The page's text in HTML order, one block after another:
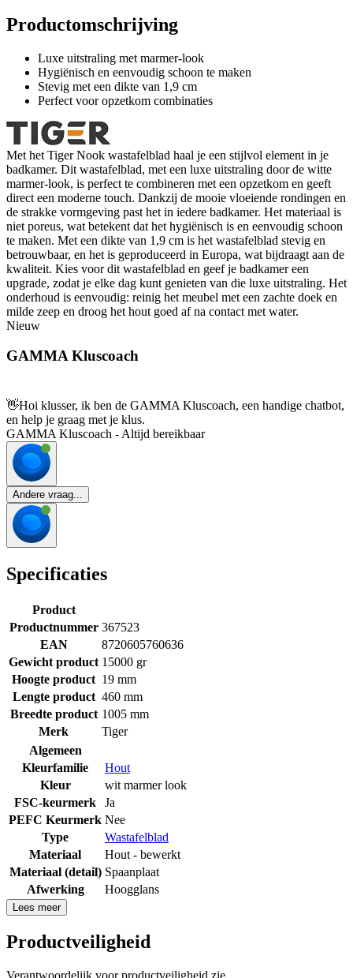
Productomschrijving
Luxe uitstraling met marmer-look
Hygiënisch en eenvoudig schoon te maken
Stevig met een dikte van 1,9 cm
Perfect voor opzetkom combinaties
Met het Tiger Nook wastafelblad haal je een stijlvol element in je
badkamer. Dit wastafelblad, met een luxe uitstraling door de witte
marmer-look, is perfect te combineren met een opzetkom en geeft
direct een moderne touch. Dankzij de mooie vloeiende rondingen en
de strakke vormgeving past het in iedere badkamer. Het materiaal is
niet poreus, wat betekent dat het hygiënisch is en eenvoudig schoon
te maken. Met een dikte van 1,9 cm is het wastafelblad stevig en
betrouwbaar, en het is geproduceerd in Europa, wat bijdraagt aan de
kwaliteit. Kies voor dit wastafelblad en geef je badkamer een
upgrade, zodat je elke dag kunt genieten van die luxe uitstraling. Het
onderhoud is eenvoudig: reinig het meubel met een zachte doek en
milde zeep en droog het hout goed af na contact met water.
Nieuw
GAMMA Kluscoach
👋Hoi klusser, ik ben de GAMMA Kluscoach, een handige chatbot,
en help je graag met je klus.
GAMMA Kluscoach - Altijd bereikbaar
Andere vraag...
Specificaties
Product
Productnummer 367523
EAN
8720605760636
Gewicht product 15000 gr
Hoogte product 19 mm
Lengte product 460 mm
Breedte product 1005 mm
Merk
Tiger
Algemeen
Kleurfamilie
Hout
Kleur
wit marmer look
FSC-keurmerk
Ja
PEFC Keurmerk Nee
Type
Wastafelblad
Materiaal
Hout - bewerkt
Materiaal (detail) Spaanplaat
Afwerking
Hoogglans
Lees meer
Productveiligheid
Verantwoordelijk voor productveiligheid zie